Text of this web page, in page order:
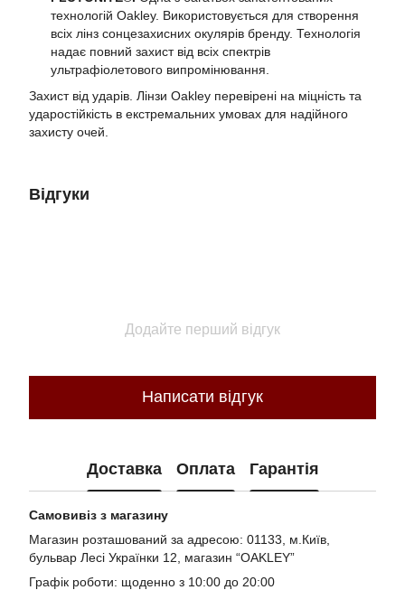
технологій Oakley. Використовується для створення
всіх лінз сонцезахисних окулярів бренду. Технологія
надає повний захист від всіх спектрів
ультрафіолетового випромінювання.
Захист від ударів. Лінзи Oakley перевірені на міцність та
ударостійкість в екстремальних умовах для надійного
захисту очей.
Відгуки
Додайте перший відгук
Написати відгук
Доставка Оплата Гарантія
Самовивіз з магазину
Магазин розташований за адресою: 01133, м.Київ,
бульвар Лесі Українки 12, магазин “OAKLEY”
Графік роботи: щоденно з 10:00 до 20:00